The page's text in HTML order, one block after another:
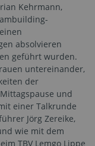
Kehrmann,
absolvieren
geführt wurden.
untereinander,
der
und
einer Talkrunde
Jörg Zereike,
wie mit dem
TBV Lemgo Lippe